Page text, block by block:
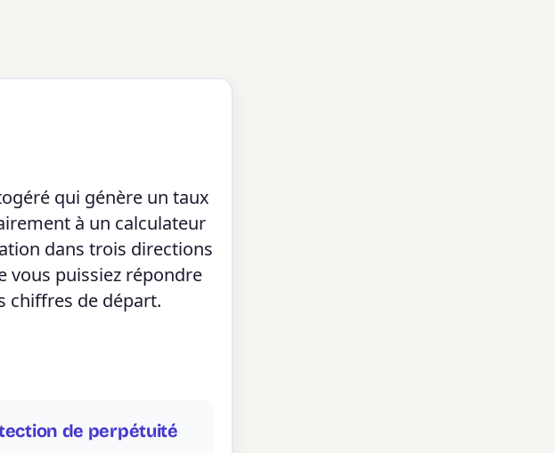
qui génère un taux
à un calculateur
dans trois directions
puissiez répondre
chiffres de départ.
de perpétuité